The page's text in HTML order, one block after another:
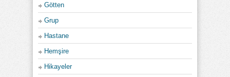
Götten
Grup
Hastane
Hemşire
Hikayeler